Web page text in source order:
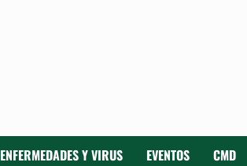
ENFERMEDADES Y VIRUS EVENTOS CMD